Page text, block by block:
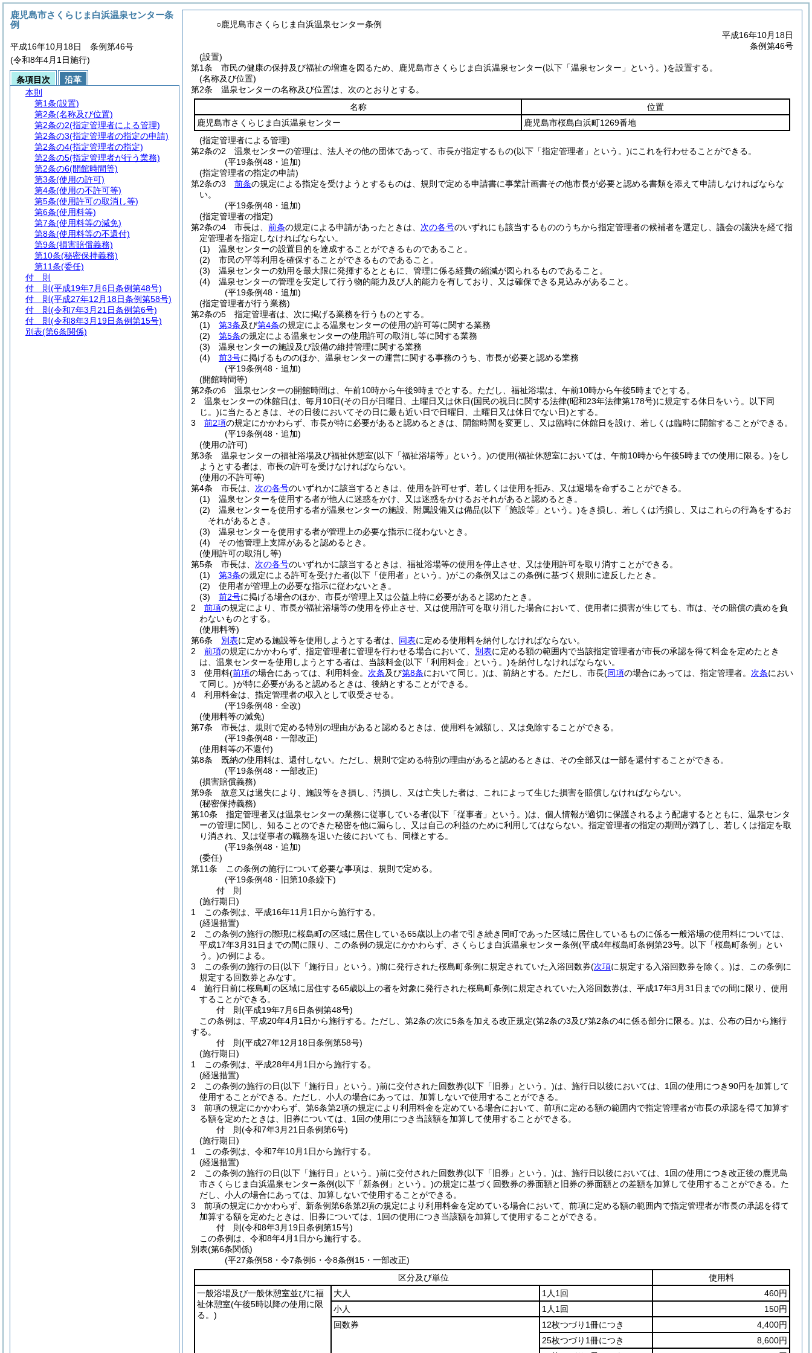
○鹿児島市さくらじま白浜温泉センター条例
平成16年10月18日
条例第46号
(設置)
第1条
市民の健康の保持及び福祉の増進を図るため、鹿児島市さくらじま白浜温泉センター(以下「温泉センター」という。)を設置する。
(名称及び位置)
第2条
温泉センターの名称及び位置は、次のとおりとする。
名称
位置
鹿児島市さくらじま白浜温泉センター
鹿児島市桜島白浜町1269番地
(指定管理者による管理)
第2条の2
温泉センターの管理は、法人その他の団体であって、市長が指定するもの(以下「指定管理者」という。)にこれを行わせることができる。
(平19条例48・追加)
(指定管理者の指定の申請)
第2条の3
前条の規定による指定を受けようとするものは、規則で定める申請書に事業計画書その他市長が必要と認める書類を添えて申請しなければならな
い。
(平19条例48・追加)
(指定管理者の指定)
第2条の4
市長は、 前条の規定による申請があったときは、 次の各号のいずれにも該当するもののうちから指定管理者の候補者を選定し、議会の議決を経て指
定管理者を指定しなければならない。
(1)
温泉センターの設置目的を達成することができるものであること。
(2)
市民の平等利用を確保することができるものであること。
(3)
温泉センターの効用を最大限に発揮するとともに、管理に係る経費の縮減が図られるものであること。
(4)
温泉センターの管理を安定して行う物的能力及び人的能力を有しており、又は確保できる見込みがあること。
(平19条例48・追加)
(指定管理者が行う業務)
第2条の5
指定管理者は、次に掲げる業務を行うものとする。
(1)
第3条及び第4条の規定による温泉センターの使用の許可等に関する業務
(2)
第5条の規定による温泉センターの使用許可の取消し等に関する業務
(3)
温泉センターの施設及び設備の維持管理に関する業務
(4)
前3号に掲げるもののほか、温泉センターの運営に関する事務のうち、市長が必要と認める業務
(平19条例48・追加)
(開館時間等)
第2条の6
温泉センターの開館時間は、午前10時から午後9時までとする。 ただし、福祉浴場は、午前10時から午後5時までとする。
2
温泉センターの休館日は、毎月10日(その日が日曜日、土曜日又は休日(国民の祝日に関する法律(昭和23年法律第178号)に規定する休日をいう。以下同
じ。)に当たるときは、その日後においてその日に最も近い日で日曜日、土曜日又は休日でない日)とする。
3
前2項の規定にかかわらず、市長が特に必要があると認めるときは、開館時間を変更し、又は臨時に休館日を設け、若しくは臨時に開館することができる。
(平19条例48・追加)
(使用の許可)
第3条
温泉センターの福祉浴場及び福祉休憩室(以下「福祉浴場等」という。)の使用(福祉休憩室においては、午前10時から午後5時までの使用に限る。)をし
ようとする者は、市長の許可を受けなければならない。
(使用の不許可等)
第4条
市長は、 次の各号のいずれかに該当するときは、使用を許可せず、若しくは使用を拒み、又は退場を命ずることができる。
(1)
温泉センターを使用する者が他人に迷惑をかけ、又は迷惑をかけるおそれがあると認めるとき。
(2)
温泉センターを使用する者が温泉センターの施設、附属設備又は備品(以下「施設等」という。)をき損し、若しくは汚損し、又はこれらの行為をするお
それがあるとき。
(3)
温泉センターを使用する者が管理上の必要な指示に従わないとき。
(4)
その他管理上支障があると認めるとき。
(使用許可の取消し等)
第5条
市長は、 次の各号のいずれかに該当するときは、福祉浴場等の使用を停止させ、又は使用許可を取り消すことができる。
(1)
第3条の規定による許可を受けた者(以下「使用者」という。)がこの条例又はこの条例に基づく規則に違反したとき。
(2)
使用者が管理上の必要な指示に従わないとき。
(3)
前2号に掲げる場合のほか、市長が管理上又は公益上特に必要があると認めたとき。
2
前項の規定により、市長が福祉浴場等の使用を停止させ、又は使用許可を取り消した場合において、使用者に損害が生じても、市は、その賠償の責めを負
わないものとする。
(使用料等)
第6条
別表に定める施設等を使用しようとする者は、 同表に定める使用料を納付しなければならない。
2
前項の規定にかかわらず、指定管理者に管理を行わせる場合において、 別表に定める額の範囲内で当該指定管理者が市長の承認を得て料金を定めたとき
は、温泉センターを使用しようとする者は、当該料金(以下「利用料金」という。)を納付しなければならない。
3
使用料(前項の場合にあっては、利用料金。 次条及び第8条において同じ。)は、前納とする。 ただし、市長(同項の場合にあっては、指定管理者。 次条におい
て同じ。)が特に必要があると認めるときは、後納とすることができる。
4
利用料金は、指定管理者の収入として収受させる。
(平19条例48・全改)
(使用料等の減免)
第7条
市長は、規則で定める特別の理由があると認めるときは、使用料を減額し、又は免除することができる。
(平19条例48・一部改正)
(使用料等の不還付)
第8条
既納の使用料は、還付しない。 ただし、規則で定める特別の理由があると認めるときは、その全部又は一部を還付することができる。
(平19条例48・一部改正)
(損害賠償義務)
第9条
故意又は過失により、施設等をき損し、汚損し、又は亡失した者は、これによって生じた損害を賠償しなければならない。
(秘密保持義務)
第10条
指定管理者又は温泉センターの業務に従事している者(以下「従事者」という。)は、個人情報が適切に保護されるよう配慮するとともに、温泉センタ
ーの管理に関し、知ることのできた秘密を他に漏らし、又は自己の利益のために利用してはならない。 指定管理者の指定の期間が満了し、若しくは指定を取
り消され、又は従事者の職務を退いた後においても、同様とする。
(平19条例48・追加)
(委任)
第11条
この条例の施行について必要な事項は、規則で定める。
(平19条例48・旧第10条繰下)
付 則
(施行期日)
1
この条例は、平成16年11月1日から施行する。
(経過措置)
2
この条例の施行の際現に桜島町の区域に居住している65歳以上の者で引き続き同町であった区域に居住しているものに係る一般浴場の使用料については、
平成17年3月31日までの間に限り、この条例の規定にかかわらず、さくらじま白浜温泉センター条例(平成4年桜島町条例第23号。以下「桜島町条例」とい
う。)の例による。
3
この条例の施行の日(以下「施行日」という。)前に発行された桜島町条例に規定されていた入浴回数券(次項に規定する入浴回数券を除く。)は、この条例に
規定する回数券とみなす。
4
施行日前に桜島町の区域に居住する65歳以上の者を対象に発行された桜島町条例に規定されていた入浴回数券は、平成17年3月31日までの間に限り、使用
することができる。
付 則(平成19年7月6日条例第48号)
この条例は、平成20年4月1日から施行する。 ただし、第2条の次に5条を加える改正規定(第2条の3及び第2条の4に係る部分に限る。)は、公布の日から施行
する。
付 則(平成27年12月18日条例第58号)
(施行期日)
1
この条例は、平成28年4月1日から施行する。
(経過措置)
2
この条例の施行の日(以下「施行日」という。)前に交付された回数券(以下「旧券」という。)は、施行日以後においては、1回の使用につき90円を加算して
使用することができる。 ただし、小人の場合にあっては、加算しないで使用することができる。
3
前項の規定にかかわらず、第6条第2項の規定により利用料金を定めている場合において、前項に定める額の範囲内で指定管理者が市長の承認を得て加算す
る額を定めたときは、旧券については、1回の使用につき当該額を加算して使用することができる。
付 則(令和7年3月21日条例第6号)
(施行期日)
1
この条例は、令和7年10月1日から施行する。
(経過措置)
2
この条例の施行の日(以下「施行日」という。)前に交付された回数券(以下「旧券」という。)は、施行日以後においては、1回の使用につき改正後の鹿児島
市さくらじま白浜温泉センター条例(以下「新条例」という。)の規定に基づく回数券の券面額と旧券の券面額との差額を加算して使用することができる。 た
だし、小人の場合にあっては、加算しないで使用することができる。
3
前項の規定にかかわらず、新条例第6条第2項の規定により利用料金を定めている場合において、前項に定める額の範囲内で指定管理者が市長の承認を得て
加算する額を定めたときは、旧券については、1回の使用につき当該額を加算して使用することができる。
付 則(令和8年3月19日条例第15号)
この条例は、令和8年4月1日から施行する。
別表(第6条関係)
(平27条例58・令7条例6・令8条例15・一部改正)
区分及び単位
使用料
一般浴場及び一般休憩室並びに福
祉休憩室(午後5時以降の使用に限
る。)
大人 1人1回
460円
小人
1人1回
150円
回数券
12枚つづり1冊につき
4,400円
25枚つづり1冊につき
8,600円
鹿児島市さくらじま白浜温泉センター条
例
平成16年10月18日 条例第46号
(令和8年4月1日施行)
条項目次
沿革
本則
第1条(設置)
第2条(名称及び位置)
第2条の2(指定管理者による管理)
第2条の3(指定管理者の指定の申請)
第2条の4(指定管理者の指定)
第2条の5(指定管理者が行う業務)
第2条の6(開館時間等)
第3条(使用の許可)
第4条(使用の不許可等)
第5条(使用許可の取消し等)
第6条(使用料等)
第7条(使用料等の減免)
第8条(使用料等の不還付)
第9条(損害賠償義務)
第10条(秘密保持義務)
第11条(委任)
付 則
付 則 (平成19年7月6日条例第48号)
付 則 (平成27年12月18日条例第58号)
付 則 (令和7年3月21日条例第6号)
付 則 (令和8年3月19日条例第15号)
別表(第6条関係)